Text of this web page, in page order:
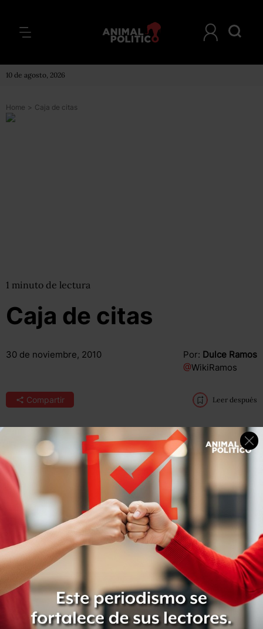
10 de agosto, 2026
Home > Caja de citas
1 minuto de lectura
Caja de citas
30 de noviembre, 2010 Por: Dulce Ramos
@WikiRamos
Compartir Leer después
“El país fue quedándose poco a poco sin instituciones de
seguridad y justicia confiables y eficaces. La falta de
acción a tiempo propició que el problema de la
criminalidad
alcanzara niveles intolerables e inadmisibles
en el país”.
Compartir Leer después